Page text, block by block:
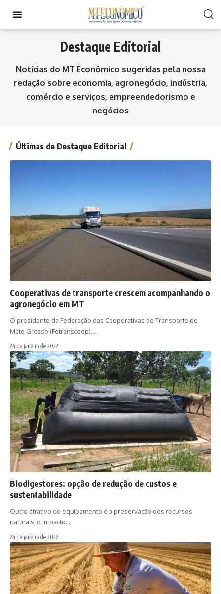
Destaque Editorial
Notícias do MT Econômico sugeridas pela nossa
redação sobre economia, agronegócio, indústria,
comércio e serviços, empreendedorismo e
negócios
Últimas de Destaque Editorial
Cooperativas de transporte crescem acompanhando o
agronegócio em MT
O presidente da Federação das Cooperativas de Transporte de
Mato Grosso (Fetranscoop),…
24 de janeiro de 2022
Biodigestores: opção de redução de custos e
sustentabilidade
Outro atrativo do equipamento é a preservação dos recursos
naturais, o impacto…
24 de janeiro de 2022